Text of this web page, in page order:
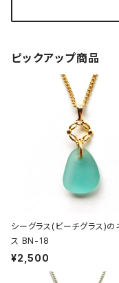
ピックアップ商品
シーグラス(ビーチグラス)の
ス BN-18
¥2,500